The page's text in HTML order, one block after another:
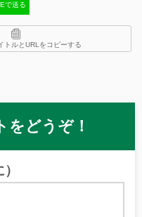
で送る
トルとURLをコピーする
をどうぞ！